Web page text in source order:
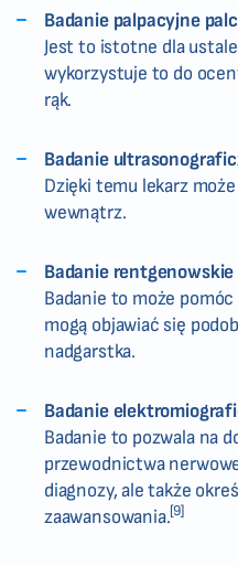
Badanie palpacyjne
Jest to istotne dla
wykorzystuje to do
rąk.
Badanie
Dzięki temu lekarz
wewnątrz.
Badanie rentgenowskie
Badanie to może
mogą objawiać się
nadgarstka.
Badanie
Badanie to pozwala na
przewodnictwa
diagnozy, ale także
zaawansowania.[9]